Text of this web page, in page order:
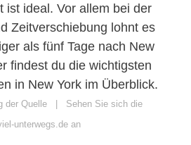
ist ideal. Vor allem bei der
Zeitverschiebung lohnt es
als fünf Tage nach New
findest du die wichtigsten
in New York im Überblick.
der Quelle | Sehen Sie sich die
unterwegs.de an